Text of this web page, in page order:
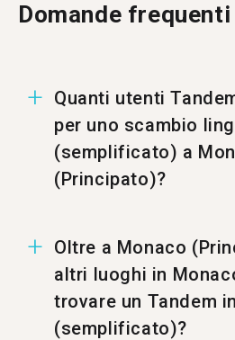
Domande frequenti
Quanti utenti
per uno scambio
(semplificato) a
(Principato)?
uno scambio linguistico in
Oltre a Monaco
altri luoghi in
trovare un Tandem
(semplificato)?